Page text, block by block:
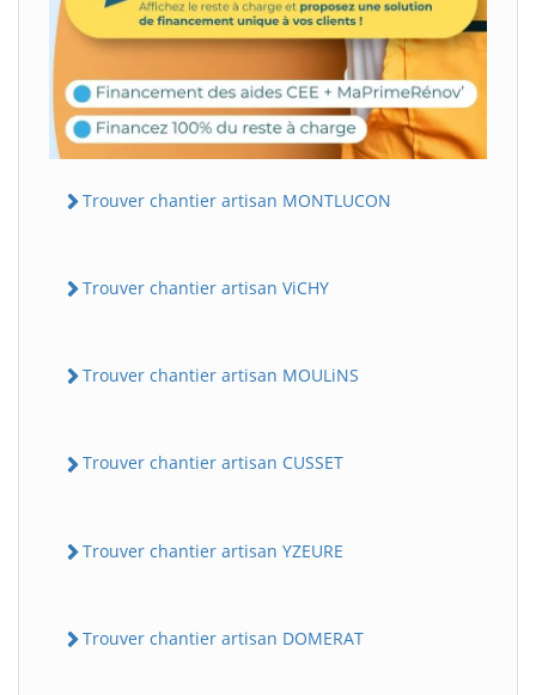
Trouver chantier artisan MONTLUCON
Trouver chantier artisan ViCHY
Trouver chantier artisan MOULiNS
Trouver chantier artisan CUSSET
Trouver chantier artisan YZEURE
Trouver chantier artisan DOMERAT